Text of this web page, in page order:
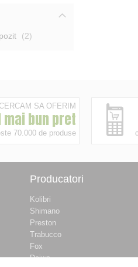
2
SA OFERIM
mai bun pret
70.000 de produse
Producatori
Kolibri
Shimano
Preston
Trabucco
Fox
Daiwa